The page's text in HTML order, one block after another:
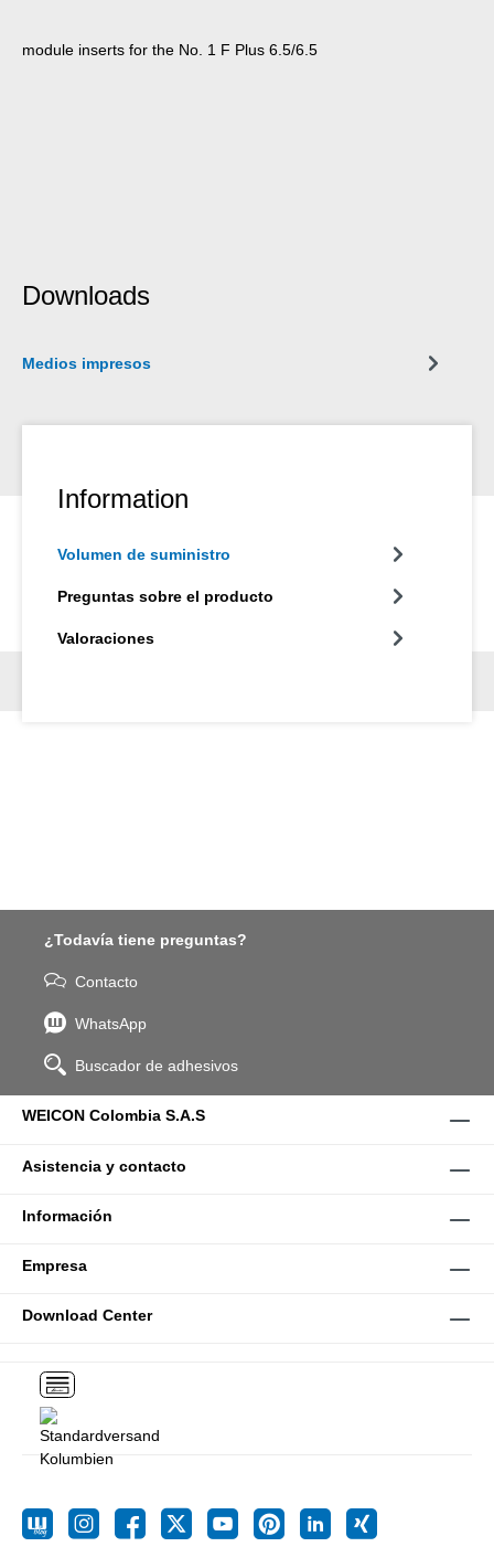
module inserts for the No. 1 F Plus 6.5/6.5
Downloads
Medios impresos
Information
Volumen de suministro
Preguntas sobre el producto
Valoraciones
¿Todavía tiene preguntas?
Contacto
WhatsApp
Buscador de adhesivos
WEICON Colombia S.A.S
Asistencia y contacto
Información
Empresa
Download Center